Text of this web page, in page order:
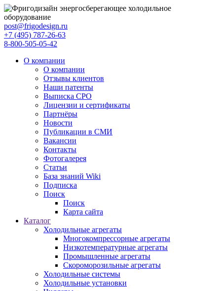
post@frigodesign.ru
+7 (495) 787-26-63
8-800-505-05-42
О компании
О компании
Отзывы клиентов
Наши патенты
Выписка СРО
Лицензии и сертификаты
Партнёры
Новости
Публикации в СМИ
Вакансии
Контакты
Фотогалерея
Статьи
База знаний Wiki
Подписка
Поиск
Поиск
Карта сайта
Каталог
Холодильные агрегаты
Многокомпрессорные агрегаты
Низкотемпературные агрегаты
Промышленные агрегаты
Скороморозильные агрегаты
Холодильные системы
Холодильные установки